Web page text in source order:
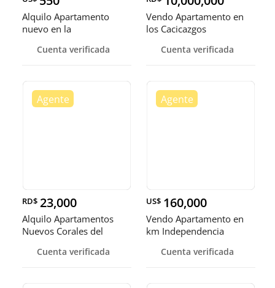
Alquilo Apartamento
nuevo en la
Cuenta verificada
Vendo Apartamento en
los Cacicazgos
Cuenta verificada
RD$ 23,000
Alquilo Apartamentos
Nuevos Corales del
Cuenta verificada
US$ 160,000
Vendo Apartamento en
km Independencia
Cuenta verificada